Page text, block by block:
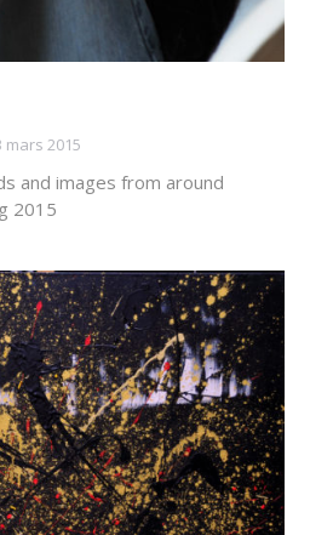
mars 2015
and images from around
2015